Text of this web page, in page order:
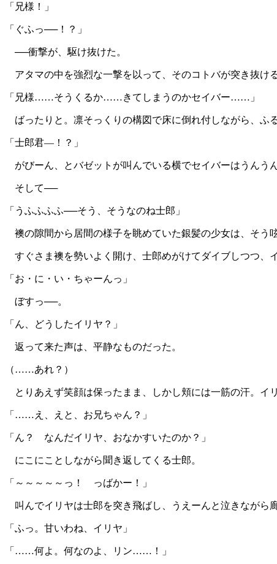
「兄様！」
「ぐふっ──！？」
──衝撃が、駆け抜けた。
アタマの中を強烈な一撃を以って、そのコトバが突き抜ける
「兄様……そうくるか……きてしまうのかセイバー……」
ばったりと。凛そっくりの構図で床に倒れ付しながら、ふ
「士郎君―！？」
がびーん、とバゼットが叫んでいる横でセイバーはうんう
そして──
「うふふふふ──そう、そうなのね士郎」
襖の隙間から居間の様子を眺めていた銀髪の少女は、そう
すぐさま襖を勢いよく開け、士郎めがけてダイブしつつ、
「お・に・い・ちゃーんっ」
ぼすっ──。
「ん、どうしたイリヤ？」
返って来た声は、平静なものだった。
（……あれ？）
とりあえず笑顔は保ったまま、しかし頬には一筋の汗。イ
「……え、えと、お兄ちゃん？」
「ん？ なんだイリヤ、おなかすいたのか？」
にこにことしながら聞き返してくる士郎。
「～～～～～っ！ っばかー！」
叫んでイリヤは士郎を突き飛ばし、うえーんと泣きながら
「ふっ。甘いわね、イリヤ」
「……何よ。何なのよ、リン……！」